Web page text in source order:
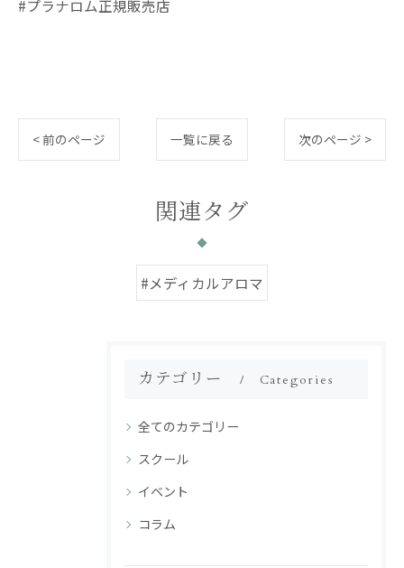
#プラナロム正規販売店
< 前のページ 一覧に戻る 次のページ >
関連タグ
#メディカルアロマ
カテゴリー Categories
全てのカテゴリー
スクール
イベント
コラム